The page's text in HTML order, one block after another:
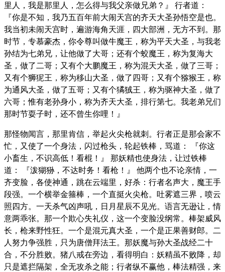
里人，我是那里人，怎么得与我父亲做兄弟？』 行者道：
『你是不知，我乃五百年前大闹天宫的齐天大圣孙悟空是也。
我当初未闹天宫时，遍游海角天涯，四大部洲，无方不到。那
时节，专慕豪杰，你令尊叫做牛魔王，称为平天大圣，与我老
孙结为七弟兄，让他做了大哥；还有个蛟魔王，称为复海大
圣，做了二哥；又有个大鹏魔王，称为混天大圣，做了三哥；
又有个狮狔王，称为移山大圣，做了四哥；又有个猕猴王，称
为通风大圣，做了五哥；又有个獝狨王，称为驱神大圣，做了
六哥；惟有老孙身小，称为齐天大圣，排行第七。我老弟兄们
那时节耍子时，还不曾生你哩！』
那怪物闻言，那里肯信，举起火尖枪就刺。行者正是那会家不
忙，又使了一个身法，闪过枪头，轮起铁棒，骂道： 『你这
小畜生，不识高低！看棍！』 那妖精也使身法，让过铁棒
道： 『泼猢狲，不达时务！看枪！』 他两个也不论亲情，一
齐变脸，各使神通，跳在云端里，好杀：行者名声大，魔王手
段强。一个横举金箍棒，一个直挺火尖枪。吐雾遮三界，喷云
照四方。一天杀气凶声吼，日月星辰不见光。语言无逊让，情
意两乖张。那一个欺心失礼仪，这一个变脸没纲常。棒架威风
长，枪来野性狂。一个是混元真大圣，一个是正果善财郎。二
人努力争强胜，只为唐僧拜法王。那妖魔与孙大圣战经二十
合，不分胜败。猪八戒在旁边，看得明白：妖精虽不败降，却
只是遮拦隔架，全无攻杀之能；行者纵不赢他，棒法精强，来